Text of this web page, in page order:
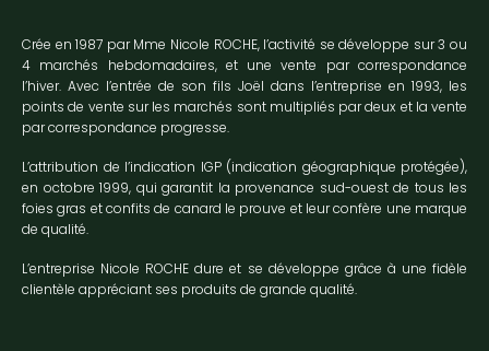
Crée en 1987 par Mme Nicole ROCHE, l’activité se développe sur 3 ou
4 marchés hebdomadaires, et une vente par correspondance
l’hiver. Avec l’entrée de son fils Joël dans l’entreprise en 1993, les
points de vente sur les marchés sont multipliés par deux et la vente
par correspondance progresse.
L’attribution de l’indication IGP (indication géographique protégée),
en octobre 1999, qui garantit la provenance sud-ouest de tous les
foies gras et confits de canard le prouve et leur confère une marque
de qualité.
L’entreprise Nicole ROCHE dure et se développe grâce à une fidèle
clientèle appréciant ses produits de grande qualité.